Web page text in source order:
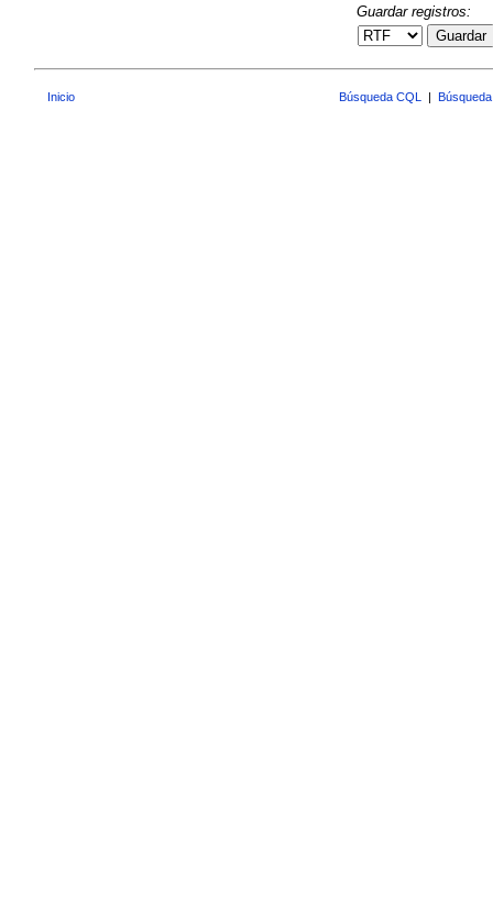
Guardar registros:
Guardar
Inicio Búsqueda CQL